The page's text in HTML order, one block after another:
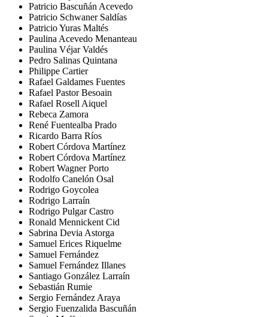
Patricio Bascuñán Acevedo
Patricio Schwaner Saldías
Patricio Yuras Maltés
Paulina Acevedo Menanteau
Paulina Véjar Valdés
Pedro Salinas Quintana
Philippe Cartier
Rafael Galdames Fuentes
Rafael Pastor Besoain
Rafael Rosell Aiquel
Rebeca Zamora
René Fuentealba Prado
Ricardo Barra Ríos
Robert Córdova Martínez
Robert Córdova Martínez
Robert Wagner Porto
Rodolfo Canelón Osal
Rodrigo Goycolea
Rodrigo Larraín
Rodrigo Pulgar Castro
Ronald Mennickent Cid
Sabrina Devia Astorga
Samuel Erices Riquelme
Samuel Fernández
Samuel Fernández Illanes
Santiago González Larraín
Sebastián Rumie
Sergio Fernández Araya
Sergio Fuenzalida Bascuñán